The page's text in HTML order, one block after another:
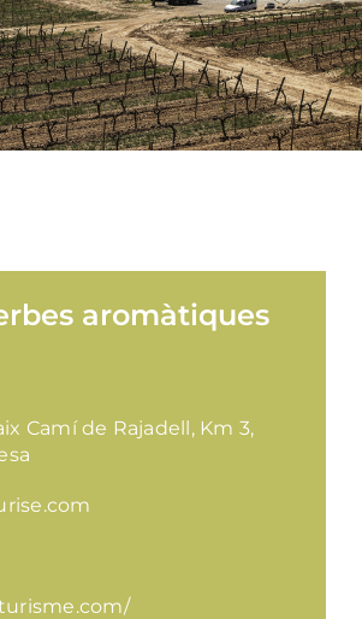
aromàtiques
Camí de Rajadell, Km 3,